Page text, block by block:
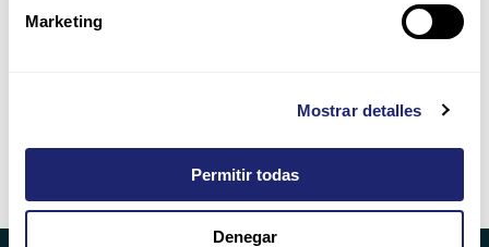
Marketing
Mostrar detalles
Permitir todas
Denegar
Please enter an answer in digits:
Alternative: